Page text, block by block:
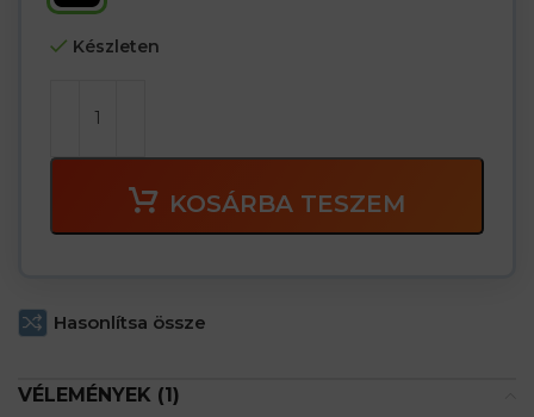
Készleten
KOSÁRBA TESZEM
Hasonlítsa össze
VÉLEMÉNYEK (1)